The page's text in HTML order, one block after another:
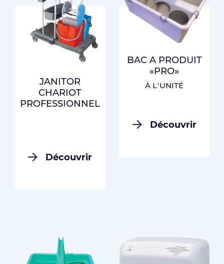
JANITOR
CHARIOT
PROFESSIONNEL
Découvrir
BAC A PRODUIT
«PRO»
À L’UNITÉ
Découvrir